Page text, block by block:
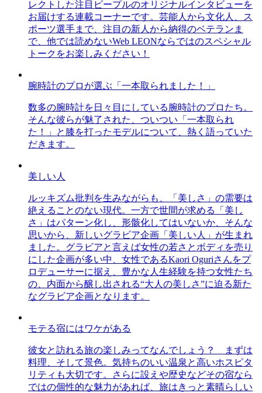
レクトした注目ピープルのオリジナルインタビューを
お届けする連載コーナーです。芸能人から文化人、ス
ポーツ選手まで、注目の新人から納得のベテランま
で、他では読めないWeb LEONならではのスペシャル
トークをお楽しみください！
腕時計のプロが選ぶ「一本取られました！」
数多の腕時計を日々目にしている腕時計のプロたち。
そんな彼らが魅了された、ついつい「一本取られ
た！」と膝を打ったモデルについて、熱く語っていた
だきます。
美しい人
ルッキズム批判を生みながらも、「美しさ」の需要は
絶えることのない現代。一方で世間が求める「美し
さ」はパターン化し、形骸化してはいないか、そんな
思いから、新しいグラビア企画「美しい人」が生まれ
ました。グラビアと言えば女性の若さとボディを売り
にした企画が多い中、女性であるKaori Oguriさんをプ
ロデューサーに据え、豊かな人生経験を持つ女性たち
の、内面から醸し出される“大人の美しさ”に迫る新た
なグラビア企画となります。
モテる宿にはワケがある
彼女と訪れる旅の楽しみってなんでしょう？ まずは
料理、そして景色。気持ちのいい温泉と高いホスピタ
リティも大切です。さらに設えや歴史などその宿なら
ではの個性的な魅力があれば、旅はきっと素晴らしい